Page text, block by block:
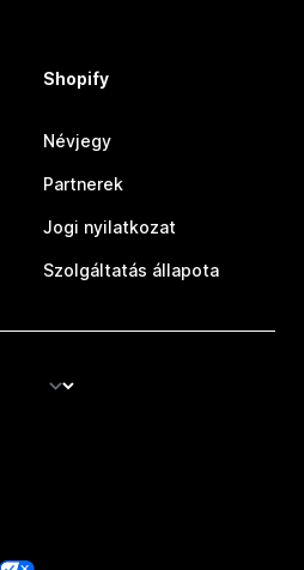
Shopify
Névjegy
Partnerek
Jogi nyilatkozat
Szolgáltatás állapota